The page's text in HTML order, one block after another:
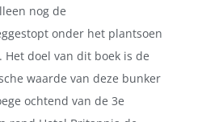
nog de
onder het plantsoen
Het doel van dit boek is de
waarde van deze bunker
ochtend van de 3e